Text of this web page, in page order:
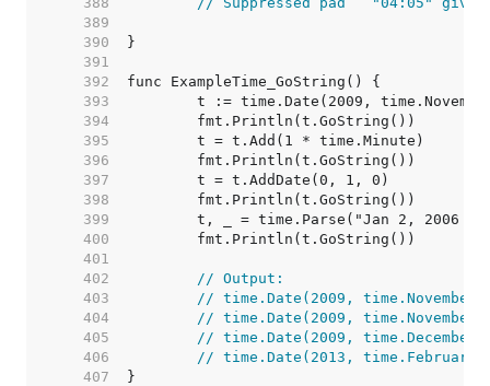
   389
   390
   391
   392
   393
   394
   395
   396
   397
   398
   399
   400
   401
   402
// Output:
   403
// time.Date(2009,
   404
// time.Date(2009,
   405
// time.Date(2009,
   406
// time.Date(2013,
   407